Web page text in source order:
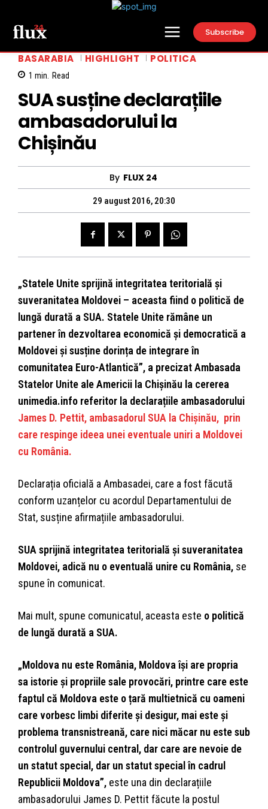
Subscribe
BASARABIA HIGHLIGHT POLITICA
1 min. Read
SUA susține declarațiile
ambasadorului la
Chișinău
By FLUX 24
29 august 2016, 20:30
„Statele Unite sprijină integritatea teritorială și
suveranitatea Moldovei – aceasta fiind o politică de
lungă durată a SUA. Statele Unite rămâne un
partener în dezvoltarea economică și democratică a
Moldovei și susține dorința de integrare în
comunitatea Euro-Atlantică”, a precizat Ambasada
Statelor Unite ale Americii la Chișinău la cererea
unimedia.info referitor la declarațiile ambasadorului
James D. Pettit, ambasadorul SUA la Chișinău, prin
care respinge ideea unei eventuale uniri a Moldovei
cu România.
Declarația oficială a Ambasadei, care a fost făcută
conform uzanțelor cu acordul Departamentului de
Stat, susține afirmațiile ambasadorului.
SUA sprijină integritatea teritorială și suveranitatea
Moldovei, adică nu o eventuală unire cu România, se
spune în comunicat.
Mai mult, spune comunicatul, aceasta este o politică
de lungă durată a SUA.
„Moldova nu este România, Moldova își are propria
sa istorie și propriile sale provocări, printre care este
faptul că Moldova este o țară multietnică cu oameni
care vorbesc limbi diferite și desigur, mai este și
problema transnistreană, care nici măcar nu este sub
controlul guvernului central, dar care are nevoie de
un statut special, dar un statut special în cadrul
Republicii Moldova”, este una din declarațiile
ambasadorului James D. Pettit făcute la postul